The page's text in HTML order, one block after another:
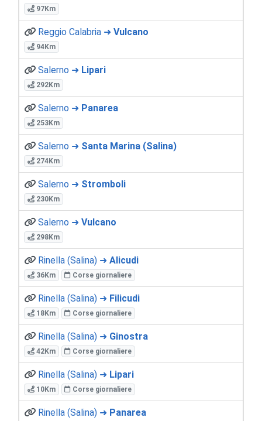
97Km
Reggio Calabria ➜ Vulcano
94Km
Salerno ➜ Lipari
292Km
Salerno ➜ Panarea
253Km
Salerno ➜ Santa Marina (Salina)
274Km
Salerno ➜ Stromboli
230Km
Salerno ➜ Vulcano
298Km
Rinella (Salina) ➜ Alicudi
36Km Corse giornaliere
Rinella (Salina) ➜ Filicudi
18Km Corse giornaliere
Rinella (Salina) ➜ Ginostra
42Km Corse giornaliere
Rinella (Salina) ➜ Lipari
10Km Corse giornaliere
Rinella (Salina) ➜ Panarea